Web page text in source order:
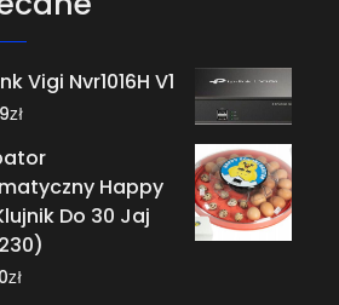
Vigi Nvr1016H V1
zł
Happy
Do 30 Jaj
zł